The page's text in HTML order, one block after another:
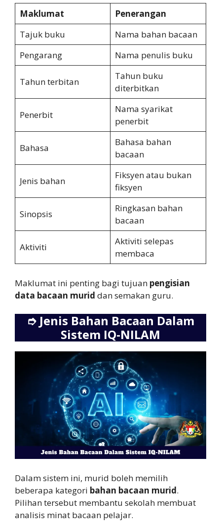
Maklumat
Penerangan
Tajuk buku
Nama bahan bacaan
Pengarang
Nama penulis buku
Tahun terbitan
Tahun buku
diterbitkan
Penerbit
Nama syarikat
penerbit
Bahasa
Bahasa bahan
bacaan
Jenis bahan
Fiksyen atau bukan
fiksyen
Sinopsis
Ringkasan bahan
bacaan
Aktiviti
Aktiviti selepas
membaca
Maklumat ini penting bagi tujuan pengisian
data bacaan murid dan semakan guru.
➮ Jenis Bahan Bacaan Dalam
Sistem IQ-NILAM
Dalam sistem ini, murid boleh memilih
beberapa kategori bahan bacaan murid.
Pilihan tersebut membantu sekolah membuat
analisis minat bacaan pelajar.